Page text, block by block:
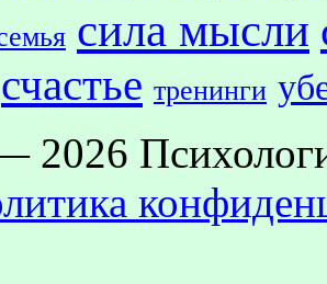
сила мысли
счастье тренинги
2026